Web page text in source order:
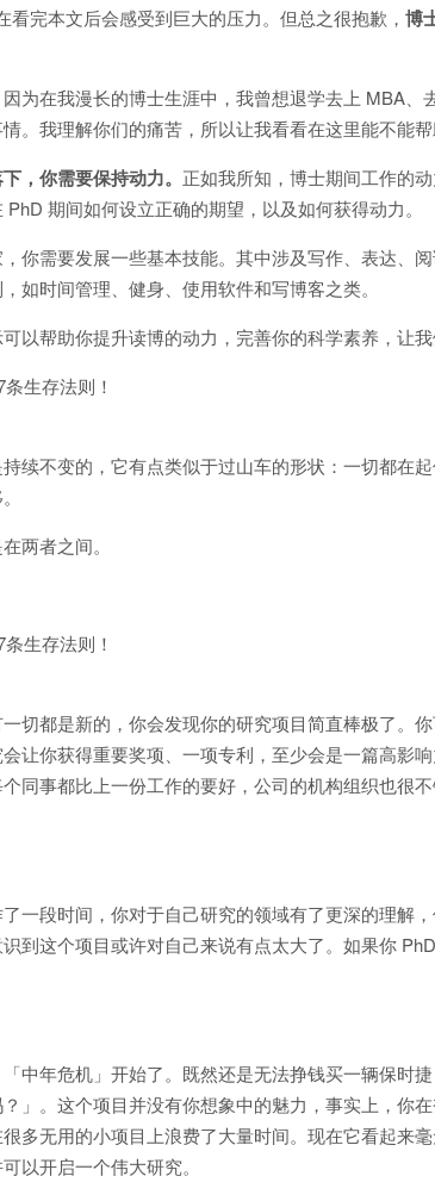
看完本文后会感受到巨大的压力。但总之很抱歉， 博
为在我漫长的博士生涯中，我曾想退学去上 MBA、
我理解你们的痛苦，所以让我看看在这里能不能帮
，你需要保持动力。 正如我所知，博士期间工作的
期间如何设立正确的期望，以及如何获得动力。
你需要发展一些基本技能。其中涉及写作、表达、
如时间管理、健身、使用软件和写博客之类。
以帮助你提升读博的动力，完善你的科学素养，让我
续不变的，它有点类似于过山车的形状：一切都在
两者之间。
切都是新的，你会发现你的研究项目简直棒极了。
让你获得重要奖项、一项专利，至少会是一篇高影
同事都比上一份工作的要好，公司的机构组织也很
一段时间，你对于自己研究的领域有了更深的理解
到这个项目或许对自己来说有点太大了。如果你
中年危机」开始了。既然还是无法挣钱买一辆保时
？」。这个项目并没有你想象中的魅力，事实上，你
多无用的小项目上浪费了大量时间。现在它看起来
以开启一个伟大研究。